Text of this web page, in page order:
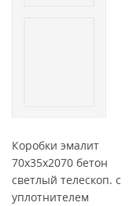
Коробки эмалит
70x35x2070 бетон
светлый телескоп. с
уплотнителем